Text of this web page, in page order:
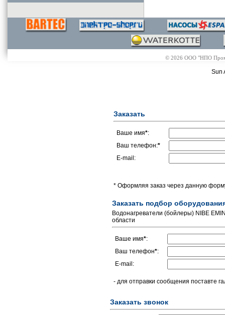
© 2026 ООО "НПО
Sun
Заказать
Ваше имя*:
Ваш телефон:*
E-mail:
* Оформляя заказ через данную
Заказать подбор
Водонагреватели (бойлеры) NIBE
области
Ваше имя*:
Ваш телефон*:
E-mail:
- для отправки сообщения поставте
Заказать звонок